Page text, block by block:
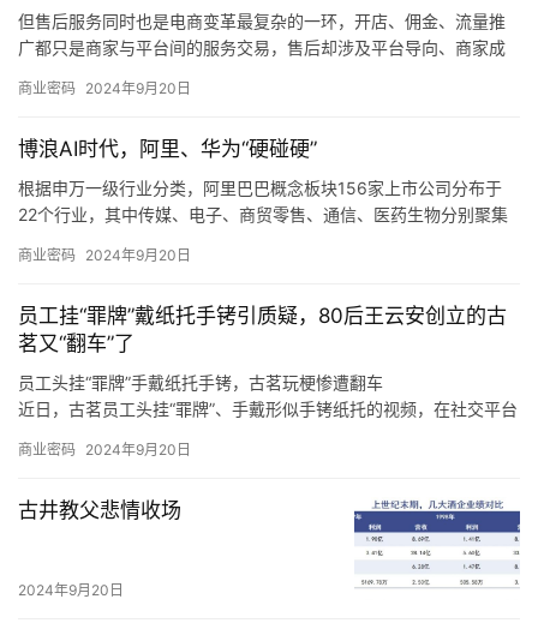
需求减少，科隆新材又未能拓展旧机维修业务，或是未能适应市场
变化、新技术和新产品未能顺应市场发展趋势，那么科隆新材就存
营业绩造成不利影响。
但售后服务同时也是电商变革最复杂的一环，开店、佣金、流量推
广都只是商家与平台间的服务交易，售后却涉及平台导向、商家成
接制约，是各方利益最难平衡的地方。
从推出「仅退款」的游戏规则制定者、大家长，逐渐过渡到生态系
统的设计者、平衡商家和消费者利益的服务商。
商业密码 2024年9月20日
博浪AI时代，阿里、华为“硬碰硬”
根据申万一级行业分类，阿里巴巴概念板块156家上市公司分布于
22个行业，其中传媒、电子、商贸零售、通信、医药生物分别聚集
根据申万一级行业分类，华为概念板块896家上市公司分布于28个
了220、193、92、65、61只概念股。
商业密码 2024年9月20日
员工挂“罪牌”戴纸托手铐引质疑，80后王云安创立的古
茗又“翻车”了
员工头挂“罪牌”手戴纸托手铐，古茗玩梗惨遭翻车
近日，古茗员工头挂“罪牌”、手戴形似手铐纸托的视频，在社交平台
至于上海，王云安认为该市场毗邻浙江，因此会有一定的消费者基
收益更难做好，“我们在进省会城市，以及大的一线城市的时候，我
们一定是做好准备了再去的，比如上海的消费者到底要什么，我们
进去应该怎么做才可以让更多的店做得更好，古茗能够给上海的消
费者带来什么样的不同呢，这些是我们要去思考的。
商业密码 2024年9月20日
古井教父悲情收场
2024年9月20日